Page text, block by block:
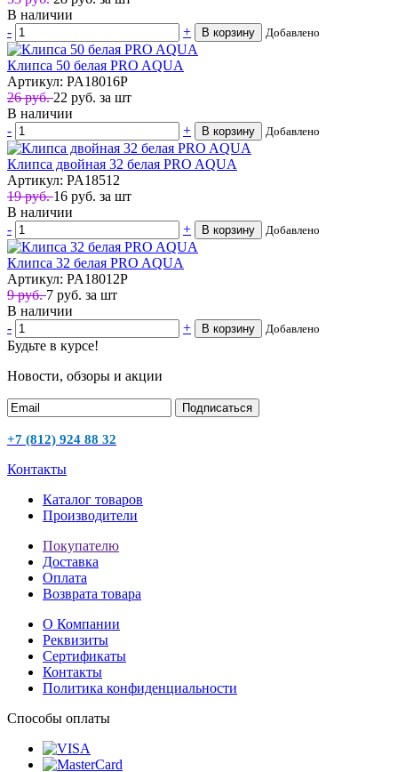
В наличии
-
+ В корзину Добавлено
Клипса 50 белая PRO AQUA
Артикул: PA18016P
26 руб.22 руб. за шт
В наличии
-
+ В корзину Добавлено
Клипса двойная 32 белая PRO AQUA
Артикул: PA18512
19 руб.16 руб. за шт
В наличии
-
+ В корзину Добавлено
Клипса 32 белая PRO AQUA
Артикул: PA18012P
9 руб.7 руб. за шт
В наличии
-
+ В корзину Добавлено
Будьте в курсе!
Новости, обзоры и акции
Подписаться
+7 (812) 924 88 32
Контакты
Каталог товаров
Производители
Покупателю
Доставка
Оплата
Возврата товара
О Компании
Реквизиты
Сертификаты
Контакты
Политика конфиденциальности
Способы оплаты